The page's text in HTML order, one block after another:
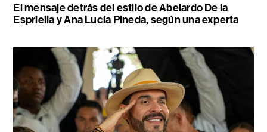
El mensaje detrás del estilo de Abelardo De la
Espriella y Ana Lucía Pineda, según una experta